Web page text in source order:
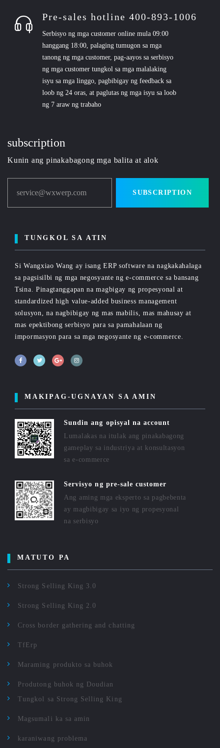
Pre-sales hotline 400-893-1006
Serbisyo ng mga customer online mula 09:00
hanggang 18:00, palaging tumugon sa mga
tanong ng mga customer, pag-aayos sa serbisyo
ng mga customer tungkol sa mga malalaking
isyu sa mga linggo, pagbibigay ng feedback sa
loob ng 24 oras, at paglutas ng mga isyu sa loob
ng 7 araw ng trabaho
subscription
Kunin ang pinakabagong mga balita at alok
service@wxwerp.com SUBSCRIPTION
TUNGKOL SA ATIN
Si Wangxiao Wang ay isang ERP software na nagkakahalaga
sa pagsisilbi ng mga negosyante ng e-commerce sa bansang
Tsina. Pinagtanggapan na magbigay ng propesyonal at
standardized high value-added business management
solusyon, na nagbibigay ng mas mabilis, mas mahusay at
mas epektibong serbisyo para sa pamahalaan ng
impormasyon para sa mga negosyante ng e-commerce.
MAKIPAG-UGNAYAN SA AMIN
Sundin ang opisyal na account
Lumalakas na itulak ang pinakabagong
gameplay sa industriya at konsultasyon
sa e-commerce
Servisyo ng pre-sale customer
Ang aming mga eksperto sa pagbebenta
ay magbibigay sa iyo ng propesyonal
na serbisyo
MATUTO PA
Strong Selling King 3.0
Strong Selling King 2.0
Cross border gathering and chatting
TfErp
Maraming produkto sa buhok
Produtong buhok ng Doudian
Tungkol sa Strong Selling King
Magsumali ka sa amin
karaniwang problema